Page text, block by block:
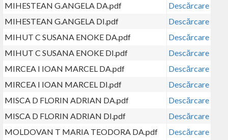
MIHESTEAN G.ANGELA DA.pdf
Descărcare
MIHESTEAN G.ANGELA DI.pdf
Descărcare
MIHUT C SUSANA ENOKE DA.pdf
Descărcare
MIHUT C SUSANA ENOKE DI.pdf
Descărcare
MIRCEA I IOAN MARCEL DA.pdf
Descărcare
MIRCEA I IOAN MARCEL DI.pdf
Descărcare
MISCA D FLORIN ADRIAN DA.pdf
Descărcare
MISCA D FLORIN ADRIAN DI.pdf
Descărcare
MOLDOVAN T MARIA TEODORA DA.pdf
Descărcare